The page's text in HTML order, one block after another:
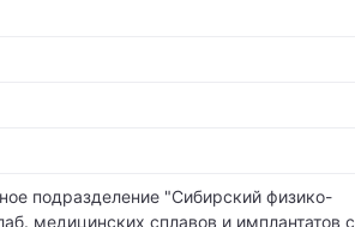
подразделение "Сибирский физико-
медицинских сплавов и имплантатов с